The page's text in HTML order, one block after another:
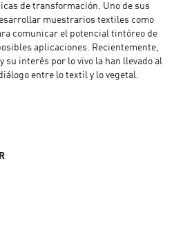
de transformación. Uno de sus
muestrarios textiles como
comunicar el potencial tintóreo de
aplicaciones. Recientemente,
interés por lo vivo la han llevado al
entre lo textil y lo vegetal.